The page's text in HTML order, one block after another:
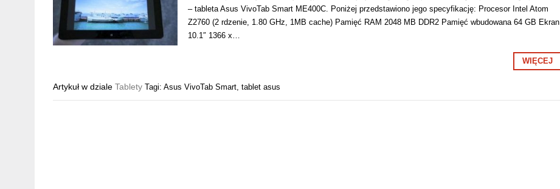
– tableta Asus VivoTab Smart ME400C. Poniżej przedstawiono jego specyfikację: Procesor Intel Atom
Z2760 (2 rdzenie, 1.80 GHz, 1MB cache) Pamięć RAM 2048 MB DDR2 Pamięć wbudowana 64 GB Ekran
10.1″ 1366 x…
WIĘCEJ
Artykuł w dziale Tablety Tagi: Asus VivoTab Smart, tablet asus